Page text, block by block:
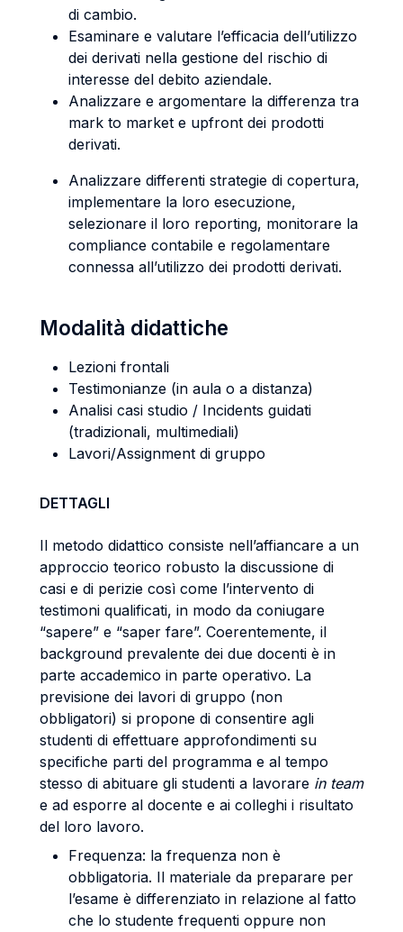
di cambio.
Esaminare e valutare l’efficacia dell’utilizzo
dei derivati nella gestione del rischio di
interesse del debito aziendale.
Analizzare e argomentare la differenza tra
mark to market e upfront dei prodotti
derivati.
Analizzare differenti strategie di copertura,
implementare la loro esecuzione,
selezionare il loro reporting, monitorare la
compliance contabile e regolamentare
connessa all’utilizzo dei prodotti derivati.
Modalità didattiche
Lezioni frontali
Testimonianze (in aula o a distanza)
Analisi casi studio / Incidents guidati
(tradizionali, multimediali)
Lavori/Assignment di gruppo
DETTAGLI
Il metodo didattico consiste nell’affiancare a un
approccio teorico robusto la discussione di
casi e di perizie così come l’intervento di
testimoni qualificati, in modo da coniugare
“sapere” e “saper fare”. Coerentemente, il
background prevalente dei due docenti è in
parte accademico in parte operativo. La
previsione dei lavori di gruppo (non
obbligatori) si propone di consentire agli
studenti di effettuare approfondimenti su
specifiche parti del programma e al tempo
stesso di abituare gli studenti a lavorare in team
e ad esporre al docente e ai colleghi i risultato
del loro lavoro.
Frequenza: la frequenza non è
obbligatoria. Il materiale da preparare per
l’esame è differenziato in relazione al fatto
che lo studente frequenti oppure non